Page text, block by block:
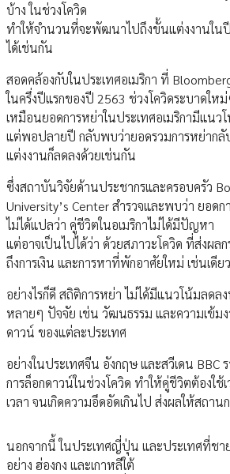
บ้าง ในช่วงโควิด
ทำให้จำนวนที่จะพัฒนาไปถึงขั้นแต่งงานใน
ได้เช่นกัน
สอดคล้องกับในประเทศอเมริกา ที่
ในครึ่งปีแรกของปี 2563 ช่วงโควิดระบาดให
เหมือนยอดการหย่าในประเทศอเมริกามีแนว
แต่พอปลายปี กลับพบว่ายอดรวมการหย่ากลั
แต่งงานก็ลดลงด้วยเช่นกัน
ซึ่งสถาบันวิจัยด้านประชากรและครอบครัว
University’s Center สำรวจและพบว่า ยอด
ไม่ได้แปลว่า คู่ชีวิตในอเมริกาไม่ได้มีปัญหา
แต่อาจเป็นไปได้ว่า ด้วยสภาวะโควิด ที่ส่งผล
ถึงการเงิน และการหาที่พักอาศัยใหม่ เช่นเดีย
อย่างไรก็ดี สถิติการหย่า ไม่ได้มีแนวโน้มลดล
หลายๆ ปัจจัย เช่น วัฒนธรรม และความเข้ม
ดาวน์ ของแต่ละประเทศ
อย่างในประเทศจีน อังกฤษ และสวีเดน BBC
การล็อกดาวน์ในช่วงโควิด ทำให้คู่ชีวิตต้องใ
เวลา จนเกิดความอึดอัดเกินไป ส่งผลให้สถา
นอกจากนี้ ในประเทศญี่ปุ่น และประเทศที่ชา
อย่าง ฮ่องกง และเกาหลีใต้